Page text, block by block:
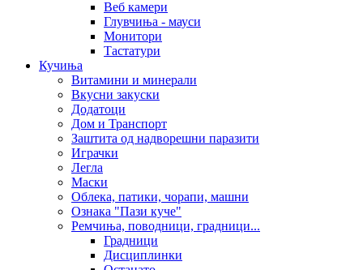
Веб камери
Глувчиња - мауси
Монитори
Тастатури
Кучиња
Витамини и минерали
Вкусни закуски
Додатоци
Дом и Транспорт
Заштита од надворешни паразити
Играчки
Легла
Маски
Облека, патики, чорапи, машни
Ознака "Пази куче"
Ремчиња, поводници, градници...
Градници
Дисциплинки